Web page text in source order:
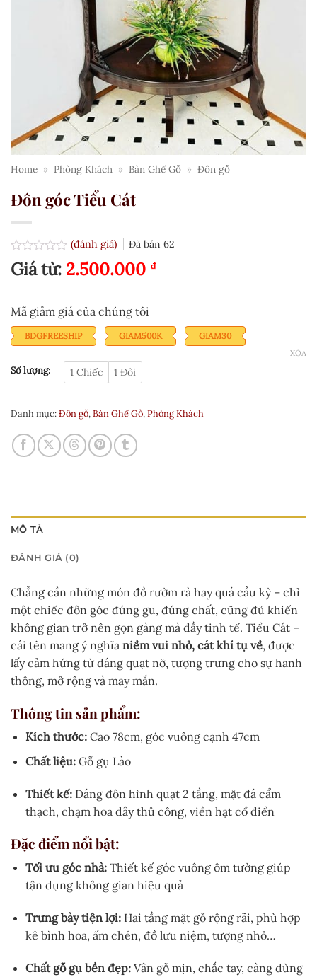
Home » Phòng Khách » Bàn Ghế Gỗ » Đôn gỗ
Đôn góc Tiểu Cát
Được
xếp
5
sao
(đánh giá) Đã bán 62
Giá từ: 2.500.000 ₫
Mã giảm giá của chúng tôi
BDGFREESHIP GIAM500K GIAM30
Số lượng: 1 Chiếc 1 Đôi
XÓA
Danh mục:Đôn gỗ,Bàn Ghế Gỗ,Phòng Khách
MÔ TẢ
ĐÁNH GIÁ (0)
Chẳng cần những món đồ rườm rà hay quá cầu kỳ – chỉ
một chiếc đôn góc đúng gu, đúng chất, cũng đủ khiến
không gian trở nên gọn gàng mà đầy tinh tế. Tiểu Cát –
cái tên mang ý nghĩa niềm vui nhỏ, cát khí tụ về, được
lấy cảm hứng từ dáng quạt nở, tượng trưng cho sự hanh
thông, mở rộng và may mắn.
Thông tin sản phẩm:
Kích thước:Cao 78cm, góc vuông cạnh 47cm
Chất liệu:Gỗ gụ Lào
Thiết kế:Dáng đôn hình quạt 2 tầng, mặt đá cẩm
thạch, chạm hoa dây thủ công, viền hạt cổ điển
Đặc điểm nổi bật:
Tối ưu góc nhà:Thiết kế góc vuông ôm tường giúp
tận dụng không gian hiệu quả
Trưng bày tiện lợi:Hai tầng mặt gỗ rộng rãi, phù hợp
kê bình hoa, ấm chén, đồ lưu niệm, tượng nhỏ…
Chất gỗ gụ bền đẹp:Vân gỗ mịn, chắc tay, càng dùng